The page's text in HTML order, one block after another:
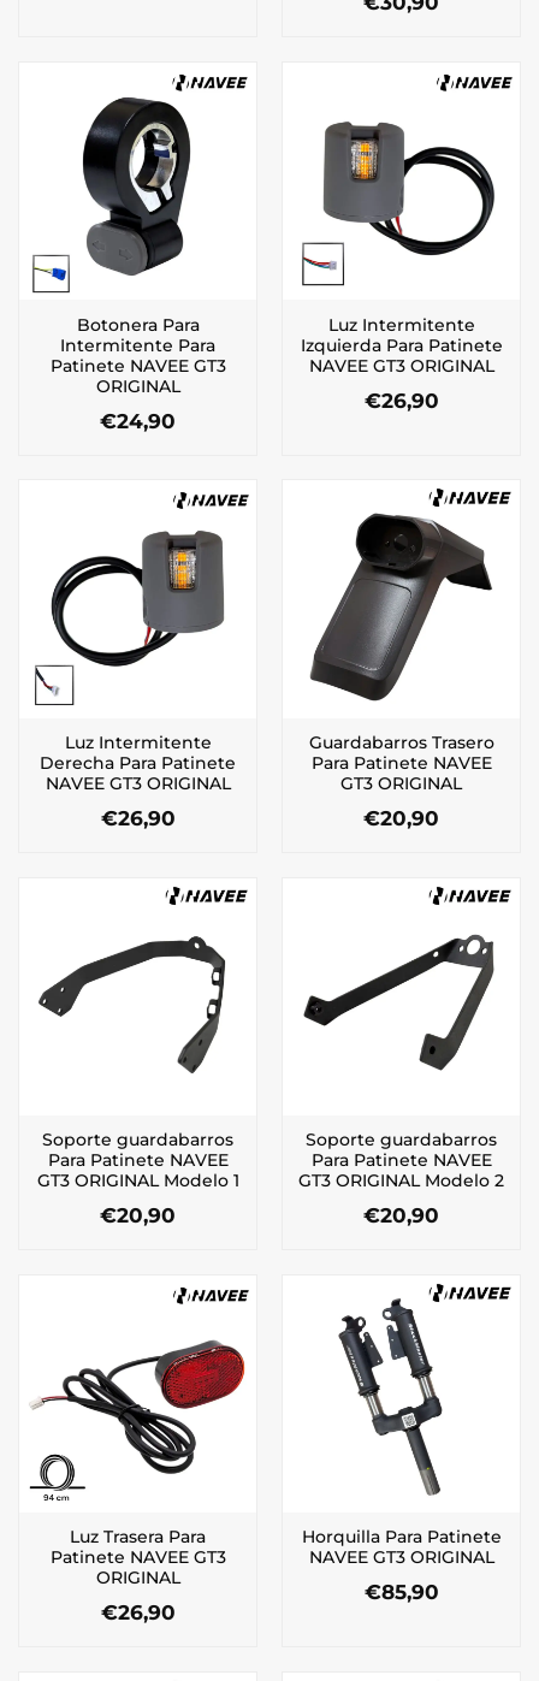
Botonera Para
Intermitente Para
Patinete NAVEE GT3
ORIGINAL
€24,90
Luz Intermitente
Izquierda Para Patinete
NAVEE GT3 ORIGINAL
€26,90
Luz Intermitente
Derecha Para Patinete
NAVEE GT3 ORIGINAL
€26,90
Guardabarros Trasero
Para Patinete NAVEE
GT3 ORIGINAL
€20,90
Soporte guardabarros
Para Patinete NAVEE
GT3 ORIGINAL Modelo 1
€20,90
Soporte guardabarros
Para Patinete NAVEE
GT3 ORIGINAL Modelo 2
€20,90
Luz Trasera Para
Patinete NAVEE GT3
ORIGINAL
€26,90
Horquilla Para Patinete
NAVEE GT3 ORIGINAL
€85,90